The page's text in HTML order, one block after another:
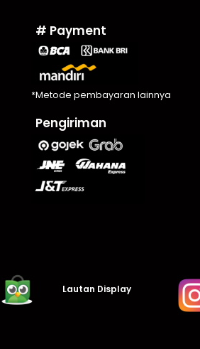
# Payment
*Metode pembayaran lainnya
Pengiriman
Lautan Display